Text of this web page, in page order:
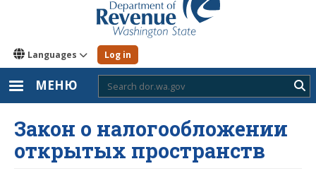
Languages Log in
МЕНЮ
Закон о налогообложении
открытых пространств